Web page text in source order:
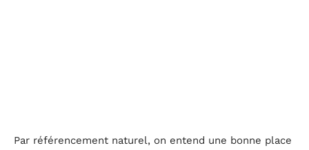
Par référencement naturel, on entend une bonne place